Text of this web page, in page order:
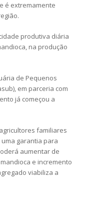
é extremamente
produtiva diária
na produção
de Pequenos
em parceria com
já começou a
familiares
garantia para
aumentar de
e incremento
viabiliza a